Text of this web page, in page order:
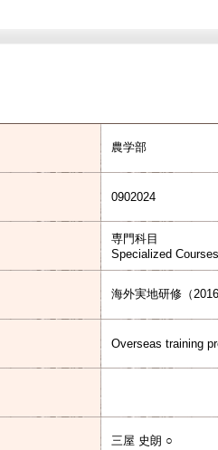
農学部
0902024
専門科目
Specialized Courses
海外実地研修（
Overseas training
三屋 史朗 ○